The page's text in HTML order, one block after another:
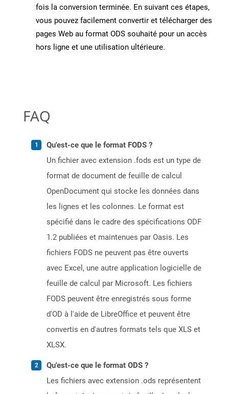
fois la conversion terminée. En suivant ces étapes,
vous pouvez facilement convertir et télécharger des
pages Web au format ODS souhaité pour un accès
hors ligne et une utilisation ultérieure.
FAQ
Qu'est-ce que le format FODS ?
Un fichier avec extension .fods est un type de
format de document de feuille de calcul
OpenDocument qui stocke les données dans
les lignes et les colonnes. Le format est
spécifié dans le cadre des spécifications ODF
1.2 publiées et maintenues par Oasis. Les
fichiers FODS ne peuvent pas être ouverts
avec Excel, une autre application logicielle de
feuille de calcul par Microsoft. Les fichiers
FODS peuvent être enregistrés sous forme
d'OD à l'aide de LibreOffice et peuvent être
convertis en d'autres formats tels que XLS et
XLSX.
Qu'est-ce que le format ODS ?
Les fichiers avec extension .ods représentent